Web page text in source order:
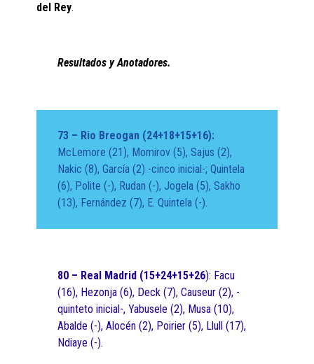
del Rey.
Resultados y Anotadores.
73 – Rio Breogan (24+18+15+16):
McLemore (21), Momirov (5), Sajus (2),
Nakic (8), García (2) -cinco inicial-; Quintela
(6), Polite (-), Rudan (-), Jogela (5), Sakho
(13), Fernández (7), E. Quintela (-).
80 – Real Madrid (15+24+15+26): Facu
(16), Hezonja (6), Deck (7), Causeur (2), -
quinteto inicial-, Yabusele (2), Musa (10),
Abalde (-), Alocén (2), Poirier (5), Llull (17),
Ndiaye (-).